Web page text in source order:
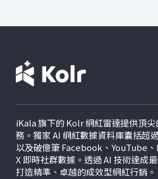
iKala 旗下的 Kolr 網紅雷達提供頂
務。獨家 AI 網紅數據資料庫囊括超
以及破億筆 Facebook、YouTube
X 即時社群數據。透過 AI 技術達成
打造精準、卓越的成效型網紅行銷。